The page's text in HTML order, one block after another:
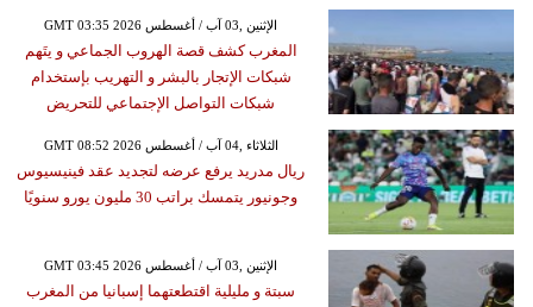
GMT 03:35 2026 الإثنين ,03 آب / أغسطس
المغرب كشف قصة الهروب الجماعي و يتَهم
شبكات الإتجار بالبشر و التهريب بإستخدام
شبكات التواصل الإجتماعي للتحريض
GMT 08:52 2026 الثلاثاء ,04 آب / أغسطس
ريال مدريد يرفع عرضه لتجديد عقد فينيسيوس
وجونيور يتمسك براتب 30 مليون يورو سنويًا
GMT 03:45 2026 الإثنين ,03 آب / أغسطس
سبتة و مليلية اقتطعتهما إسبانيا من المغرب